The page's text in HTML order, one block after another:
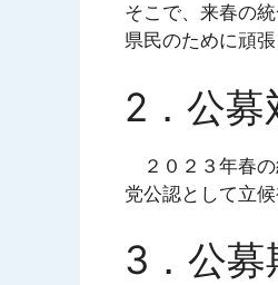
そこで、来春の
県民のために頑
2．公募
２０２３年春の
党公認として立
3．公募